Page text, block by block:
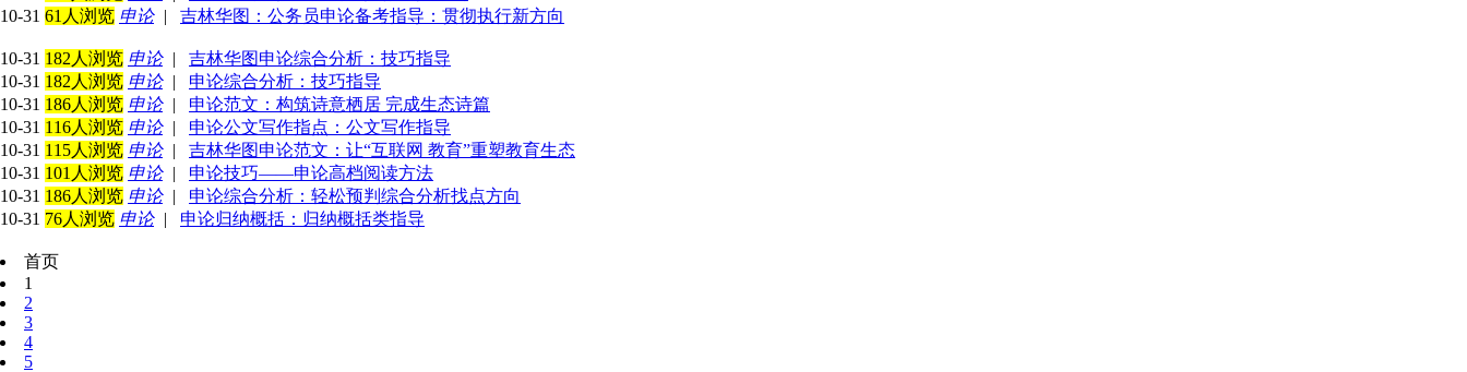
10-31 61人浏览 申论| 吉林华图：公务员申论备考指导：贯彻执行新方向
10-31 182人浏览 申论|
吉林华图申论综合分析：技巧指导
10-31 182人浏览 申论|
申论综合分析：技巧指导
10-31 186人浏览 申论|
申论范文：构筑诗意栖居 完成生态诗篇
10-31 116人浏览 申论|
申论公文写作指点：公文写作指导
10-31 115人浏览 申论|
吉林华图申论范文：让“互联网 教育”重塑教育生态
10-31 101人浏览 申论|
申论技巧——申论高档阅读方法
10-31 186人浏览 申论|
申论综合分析：轻松预判综合分析找点方向
10-31 76人浏览 申论| 申论归纳概括：归纳概括类指导
首页
1
2
3
4
5